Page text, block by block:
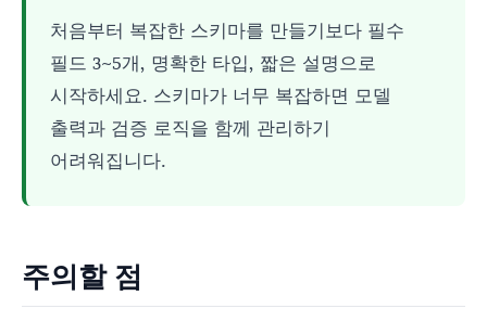
처음부터 복잡한 스키마를 만들기보다 필수
필드 3~5개, 명확한 타입, 짧은 설명으로
시작하세요. 스키마가 너무 복잡하면 모델
출력과 검증 로직을 함께 관리하기
어려워집니다.
주의할 점